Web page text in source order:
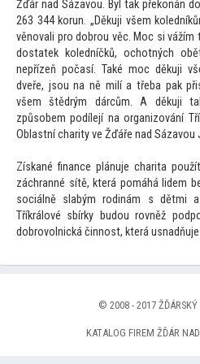
Žďár nad Sázavou. Byl tak překonán
263 344 korun. „Děkuji všem
věnovali pro dobrou věc. Moc si vážím
dostatek koledníčků, ochotných obě
nepřízeň počasí. Také moc děkuji
dveře, jsou na ně milí a třeba pak
všem štědrým dárcům. A děkuji
způsobem podílejí na organizování
Oblastní charity ve Žďáře nad Sázavou
Získané finance plánuje charita
záchranné sítě, která pomáhá lidem
sociálně slabým rodinám s dětmi
Tříkrálové sbírky budou rovněž
dobrovolnická činnost, která
© 2008 - 2017 ŽĎÁRSKÝ
KATALOG FIREM ŽĎÁR